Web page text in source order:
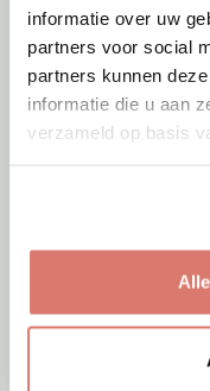
informatie over uw
partners voor social
partners kunnen
informatie die u aan
verzameld op basis
Bo